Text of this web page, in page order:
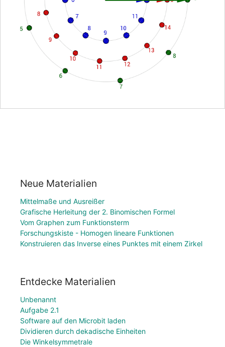
Neue Materialien
Mittelmaße und Ausreißer
Grafische Herleitung der 2. Binomischen Formel
Vom Graphen zum Funktionsterm
Forschungskiste - Homogen lineare Funktionen
Konstruieren das Inverse eines Punktes mit einem Zirkel
Entdecke Materialien
Unbenannt
Aufgabe 2.1
Software auf den Microbit laden
Dividieren durch dekadische Einheiten
Die Winkelsymmetrale